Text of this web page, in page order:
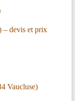
– devis et prix
Vaucluse)